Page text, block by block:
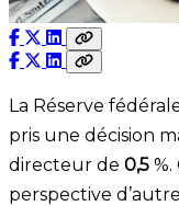
La Réserve
pris une décision
directeur de 0,5
perspective